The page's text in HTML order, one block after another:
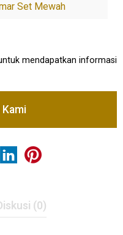
Set Mewah
mendapatkan informasi
(0)